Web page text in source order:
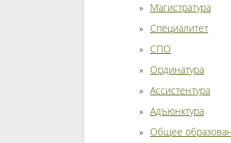
Магистратура
Специалитет
СПО
Ординатура
Ассистентура
Адъюнктура
Общее